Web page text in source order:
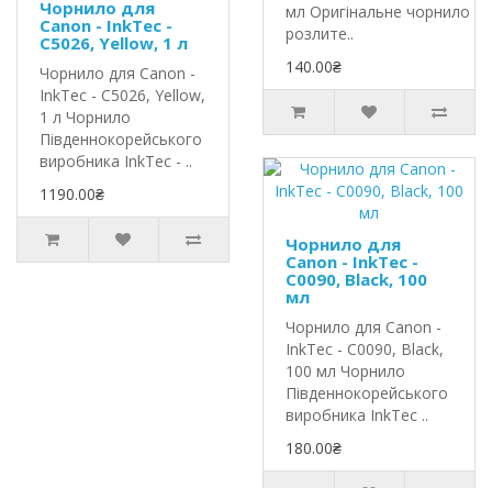
Чорнило для
Canon - InkTec -
C5026, Yellow, 1 л
Чорнило для Canon -
InkTec - C5026, Yellow,
1 л Чорнило
Південнокорейського
виробника InkTec - ..
1190.00₴
мл Оригінальне чорнило
розлите..
140.00₴
Чорнило для
Canon - InkTec -
C0090, Black, 100
мл
Чорнило для Canon -
InkTec - C0090, Black,
100 мл Чорнило
Південнокорейського
виробника InkTec ..
180.00₴